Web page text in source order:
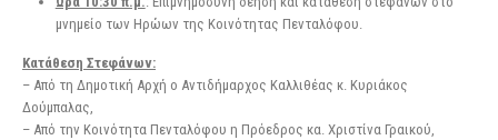
μνημείο των Ηρώων της Κοινότητας Πενταλόφου.
Κατάθεση Στεφάνων:
– Από τη Δημοτική Αρχή ο Αντιδήμαρχος Καλλιθέας κ. Κυριάκος
Δούμπαλας,
– Από την Κοινότητα Πενταλόφου η Πρόεδρος κα. Χριστίνα Γραικού,